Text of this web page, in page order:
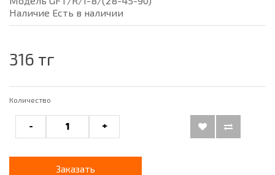
Наличие Есть в наличии
316 тг
Количество
- +
Заказать